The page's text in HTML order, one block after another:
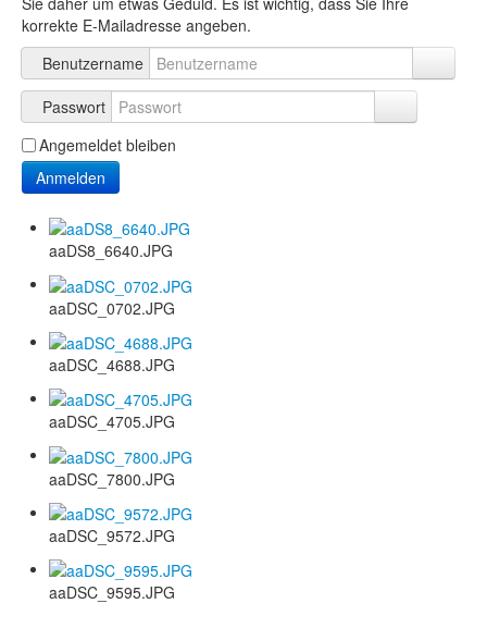
korrekte E-Mailadresse angeben.
Benutzername
Passwort
Angemeldet bleiben
Anmelden
aaDS8_6640.JPG
aaDSC_0702.JPG
aaDSC_4688.JPG
aaDSC_4705.JPG
aaDSC_7800.JPG
aaDSC_9572.JPG
aaDSC_9595.JPG